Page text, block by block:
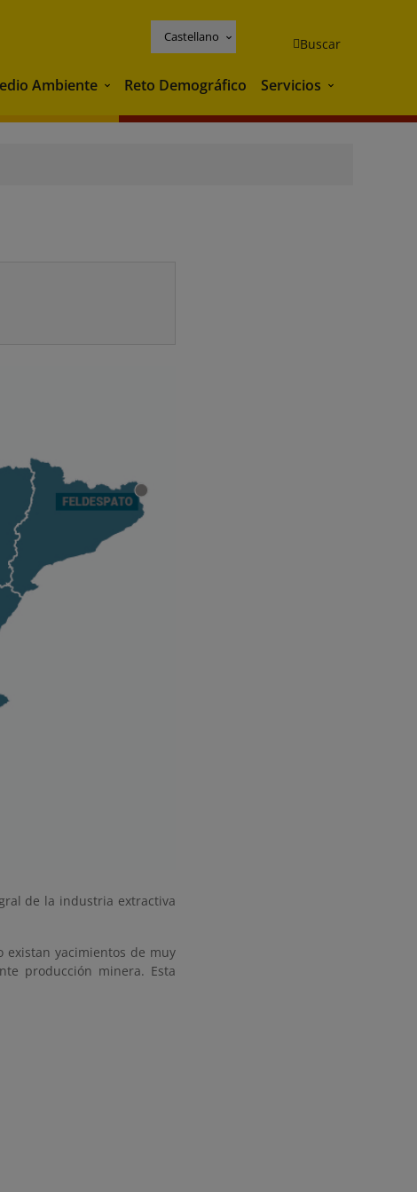
Castellano Buscar
Ambiente Medio Ambiente
Reto Demográfico Servicios Servicios
de la industria extractiva
existan yacimientos de muy
producción minera. Esta